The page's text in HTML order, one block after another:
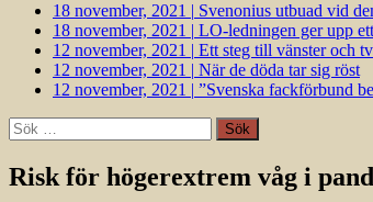
18 november, 2021 | Svenonius utbuad vid
18 november, 2021 | LO-ledningen ger upp
12 november, 2021 | Ett steg till vänster och
12 november, 2021 | När de döda tar sig röst
12 november, 2021 | ”Svenska fackförbund
Sök
efter:
Risk för högerextrem våg i